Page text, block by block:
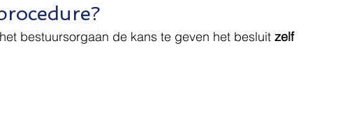
bestuursorgaan de kans te geven het besluit zelf